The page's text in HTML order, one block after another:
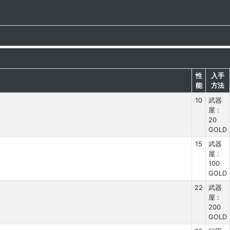
性
能
入手
方法
10
武器
屋 :
20
GOLD
15
武器
屋 :
100
GOLD
22
武器
屋 :
200
GOLD